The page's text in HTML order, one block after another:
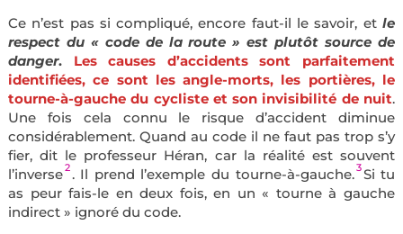
Ce n’est pas si compliqué, encore faut-il le savoir, etle
respect du « code de la route » est plutôt source de
danger.Les causes d’accidents sont parfaitement
identifiées, ce sont les angle-morts, les portières, le
tourne-à-gauche du cycliste et son invisibilité de nuit.
Une fois cela connu le risque d’accident diminue
considérablement. Quand au code il ne faut pas trop s’y
fier, dit le professeur Héran, car la réalité est souvent
l’inverse2. Il prend l’exemple du tourne-à-gauche.3Si tu
as peur fais-le en deux fois, en un « tourne à gauche
indirect » ignoré du code.